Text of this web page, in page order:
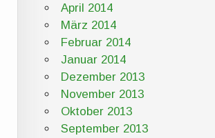
April 2014
März 2014
Februar 2014
Januar 2014
Dezember 2013
November 2013
Oktober 2013
September 2013